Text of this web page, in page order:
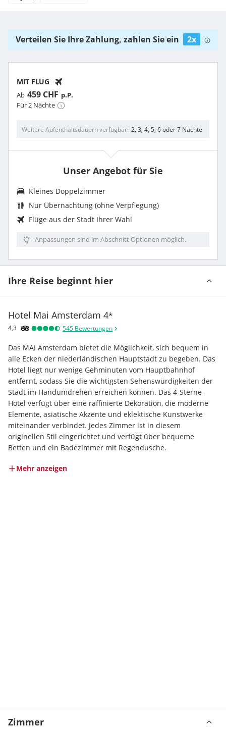
Verteilen Sie Ihre Zahlung, zahlen Sie ein 2x
MIT FLUG
Ab 459 CHF p.P.
Für 2 Nächte
Weitere Aufenthaltsdauern verfügbar 2, 3, 4, 5, 6 oder 7 Nächte
Unser Angebot für Sie
Kleines Doppelzimmer
Nur Übernachtung (ohne Verpflegung)
Flüge aus der Stadt Ihrer Wahl
Anpassungen sind im Abschnitt Optionen möglich.
Ihre Reise beginnt hier
Hotel Mai Amsterdam 4*
4,3 545 Bewertungen
Das MAI Amsterdam bietet die Möglichkeit, sich bequem in
alle Ecken der niederländischen Hauptstadt zu begeben. Das
Hotel liegt nur wenige Gehminuten vom Hauptbahnhof
entfernt, sodass Sie die wichtigsten Sehenswürdigkeiten der
Stadt im Handumdrehen erreichen können. Das 4-Sterne-
Hotel verfügt über eine raffinierte Dekoration, die moderne
Elemente, asiatische Akzente und eklektische Kunstwerke
miteinander verbindet. Jedes Zimmer ist in diesem
originellen Stil eingerichtet und verfügt über bequeme
Betten und ein Badezimmer mit Regendusche.
Mehr anzeigen
Zimmer